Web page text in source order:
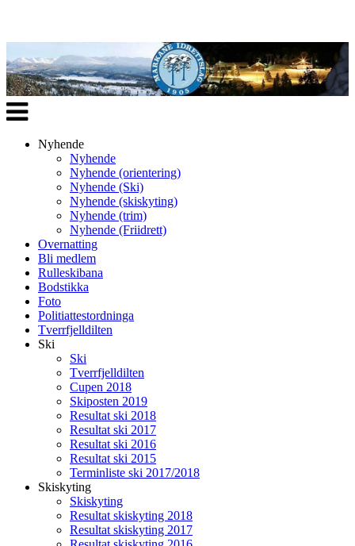
Veksle
navigasjon
Nyhende
Nyhende
Nyhende (orientering)
Nyhende (Ski)
Nyhende (skiskyting)
Nyhende (trim)
Nyhende (Friidrett)
Overnatting
Bli medlem
Rulleskibana
Bodstikka
Foto
Politiattestordninga
Tverrfjelldilten
Ski
Ski
Tverrfjelldilten
Cupen 2018
Skiposten 2019
Resultat ski 2018
Resultat ski 2017
Resultat ski 2016
Resultat ski 2015
Terminliste ski 2017/2018
Skiskyting
Skiskyting
Resultat skiskyting 2018
Resultat skiskyting 2017